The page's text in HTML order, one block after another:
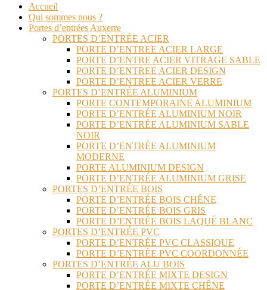
Accueil
Qui sommes nous ?
Portes d’entrées Auxerre
PORTES D’ENTRÉE ACIER
PORTE D’ENTREE ACIER LARGE
PORTE D’ENTRE ACIER VITRAGE SABLE
PORTE D’ENTREE ACIER DESIGN
PORTE D’ENTREE ACIER VERRE
PORTES D’ENTRÉE ALUMINIUM
PORTE CONTEMPORAINE ALUMINIUM
PORTE D’ENTRÉE ALUMINIUM NOIR
PORTE D’ENTRÉE ALUMINIUM SABLE
NOIR
PORTE D’ENTRÉE ALUMINIUM
MODERNE
PORTE ALUMINIUM DESIGN
PORTE D’ENTRÉE ALUMINIUM GRISE
PORTES D’ENTRÉE BOIS
PORTE D’ENTRÉE BOIS CHÊNE
PORTE D’ENTRÉE BOIS GRIS
PORTE D’ENTRÉE BOIS LAQUÉ BLANC
PORTES D’ENTRÉE PVC
PORTE D’ENTRÉE PVC CLASSIQUE
PORTE D’ENTRÉE PVC COORDONNÉE
PORTES D’ENTRÉE ALU BOIS
PORTE D’ENTRÉE MIXTE DESIGN
PORTE D’ENTRÉE MIXTE CHÊNE